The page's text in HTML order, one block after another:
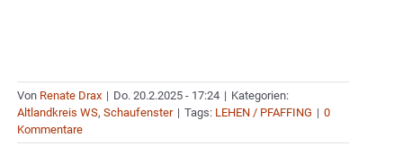
Von Renate Drax | Do. 20.2.2025 - 17:24 | Kategorien:
Altlandkreis WS, Schaufenster | Tags: LEHEN / PFAFFING | 0
Kommentare